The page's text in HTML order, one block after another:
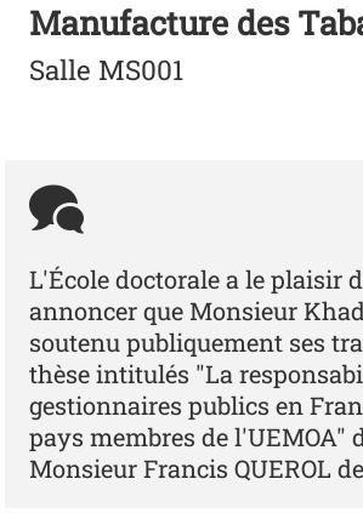
Manufacture des
Salle MS001
L'École doctorale a le plaisir
annoncer que Monsieur
soutenu publiquement ses
thèse intitulés "La
gestionnaires publics en
pays membres de l'UEMOA"
Monsieur Francis QUEROL